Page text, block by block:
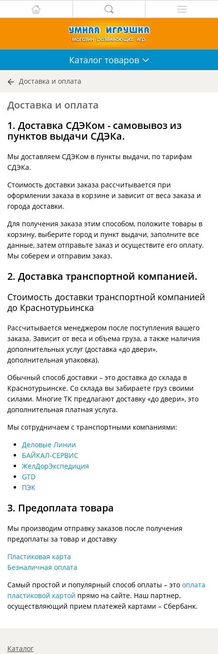
Каталог товаров
Доставка и оплата
Доставка и оплата
1. Доставка СДЭКом - самовывоз из
пунктов выдачи СДЭКа.
Мы доставляем СДЭКом в пункты выдачи, по тарифам
СДЭКа.
Стоимость доставки заказа рассчитывается при
оформлении заказа в корзине и зависит от веса заказа и
города доставки.
Для получения заказа этим способом, положите товары в
корзину, выберите город и пункт выдачи, заполните все
данные, затем отправьте заказ и осуществите его оплату.
Мы соберем и отправим заказ.
2. Доставка транспортной компанией.
Стоимость доставки транспортной компанией
до Краснотурьинска
Рассчитывается менеджером после поступления вашего
заказа. Зависит от веса и объема груза, а также наличия
дополнительных услуг (доставка «до двери»,
дополнительная упаковка).
Обычный способ доставки – это доставка до склада в
Краснотурьинске. Со склада вы забираете груз своими
силами. Многие ТК предлагают доставку «до двери», это
дополнительная платная услуга.
Мы сотрудничаем с транспортными компаниями:
Деловые Линии
БАЙКАЛ-СЕРВИС
ЖелДорЭкспедиция
GTD
ПЭК
3. Предоплата товара
Мы производим отправку заказов после получения
предоплаты за товар и доставку
Пластиковая карта
Безналичная оплата
Самый простой и популярный способ оплаты – это оплата
пластиковой картой прямо на сайте. Наш партнер,
осуществляющий прием платежей картами – Сбербанк.
Каталог